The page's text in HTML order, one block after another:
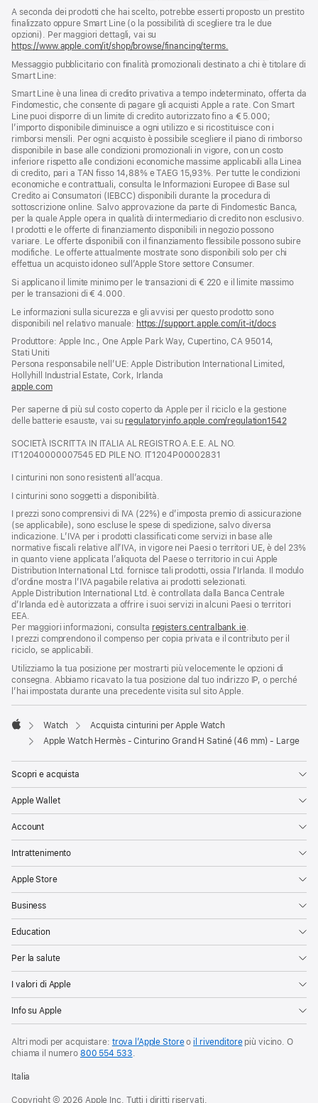
A seconda dei prodotti che hai scelto, potrebbe esserti proposto un prestito
finalizzato oppure Smart Line (o la possibilità di scegliere tra le due
opzioni). Per maggiori dettagli, vai su
https://www.apple.com/it/shop/browse/financing/terms.
Messaggio pubblicitario con finalità promozionali destinato a chi è titolare di
Smart Line:
Smart Line è una linea di credito privativa a tempo indeterminato, offerta da
Findomestic, che consente di pagare gli acquisti Apple a rate. Con Smart
Line puoi disporre di un limite di credito autorizzato fino a € 5.000;
l’importo disponibile diminuisce a ogni utilizzo e si ricostituisce con i
rimborsi mensili. Per ogni acquisto è possibile scegliere il piano di rimborso
disponibile in base alle condizioni promozionali in vigore, con un costo
inferiore rispetto alle condizioni economiche massime applicabili alla Linea
di credito, pari a TAN fisso 14,88% e TAEG 15,93%. Per tutte le condizioni
economiche e contrattuali, consulta le Informazioni Europee di Base sul
Credito ai Consumatori (IEBCC) disponibili durante la procedura di
sottoscrizione online. Salvo approvazione da parte di Findomestic Banca,
per la quale Apple opera in qualità di intermediario di credito non esclusivo.
I prodotti e le offerte di finanziamento disponibili in negozio possono
variare. Le offerte disponibili con il finanziamento flessibile possono subire
modifiche. Le offerte attualmente mostrate sono disponibili solo per chi
effettua un acquisto idoneo sull’Apple Store settore Consumer.
Si applicano il limite minimo per le transazioni di € 220 e il limite massimo
per le transazioni di € 4.000.
Le informazioni sulla sicurezza e gli avvisi per questo prodotto sono
disponibili nel relativo manuale: https://support.apple.com/it-it/docs(si
finestra)
Produttore: Apple Inc., One Apple Park Way, Cupertino, CA 95014,
Stati Uniti
Persona responsabile nell’UE: Apple Distribution International Limited,
Hollyhill Industrial Estate, Cork, Irlanda
apple.com(si
una
nuova
Per saperne di più sul costo coperto da Apple per il riciclo e la gestione
delle batterie esauste, vai su regulatoryinfo.apple.com/regulation1542(si
SOCIETÀ ISCRITTA IN ITALIA AL REGISTRO A.E.E. AL NO.
IT12040000007545 ED PILE NO. IT1204P00002831
I cinturini non sono resistenti all’acqua.
I cinturini sono soggetti a disponibilità.
I prezzi sono comprensivi di IVA (22%) e d’imposta premio di assicurazione
(se applicabile), sono escluse le spese di spedizione, salvo diversa
indicazione. L’IVA per i prodotti classificati come servizi in base alle
normative fiscali relative all’IVA, in vigore nei Paesi o territori UE, è del 23%
in quanto viene applicata l’aliquota del Paese o territorio in cui Apple
Distribution International Ltd. fornisce tali prodotti, ossia l’Irlanda. Il modulo
d’ordine mostra l’IVA pagabile relativa ai prodotti selezionati.
Apple Distribution International Ltd. è controllata dalla Banca Centrale
d’Irlanda ed è autorizzata a offrire i suoi servizi in alcuni Paesi o territori
EEA.
Per maggiori informazioni, consulta registers.centralbank.ie.
I prezzi comprendono il compenso per copia privata e il contributo per il
riciclo, se applicabili.
Utilizziamo la tua posizione per mostrarti più velocemente le opzioni di
consegna. Abbiamo ricavato la tua posizione dal tuo indirizzo IP, o perché
l’hai impostata durante una precedente visita sul sito Apple.
Apple
Watch
Acquista cinturini per Apple Watch
Apple Watch Hermès - Cinturino Grand H Satiné (46 mm) - Large
Scopri e acquista
Apple Wallet
Account
Intrattenimento
Apple Store
Business
Education
Per la salute
I valori di Apple
Info su Apple
Altri modi per acquistare: trova l’Apple Storeo il rivenditorepiù vicino. O
chiama il numero 800 554 533.
Italia
Copyright © 2026 Apple Inc. Tutti i diritti riservati.